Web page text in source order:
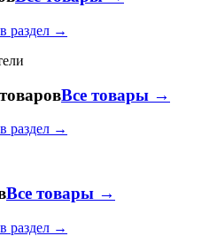
раздел →
Все товары →
раздел →
Все товары →
раздел →